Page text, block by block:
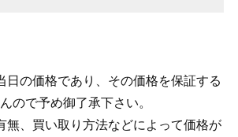
日の価格であり、その価格を保証する
ので予め御了承下さい。
無、買い取り方法などによって価格が